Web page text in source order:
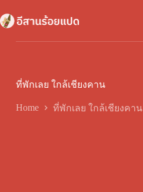
to
content
ที่พักเลย ใกล้เชียงคาน
Home ที่พักเลย ใกล้เชียงคาน